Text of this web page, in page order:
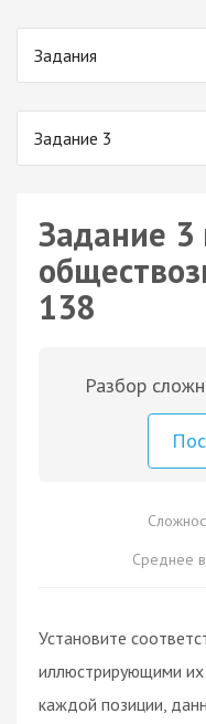
Задания
Задание 3
Задание 3
138
Разбор
Среднее
Установите
иллюстрирующими
каждой позиции,